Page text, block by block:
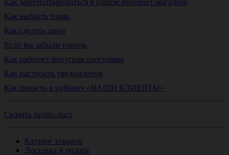
Как зарегистрироваться в нашем интернет-магазине
Как выбрать товар
Как сделать заказ
Если вы забыли пароль
Как работает бонусная программа
Как настроить уведомления
Как попасть в рубрику «НАШИ КЛИЕНТЫ»
Скачать прайс-лист
Каталог товаров
Доставка и оплата